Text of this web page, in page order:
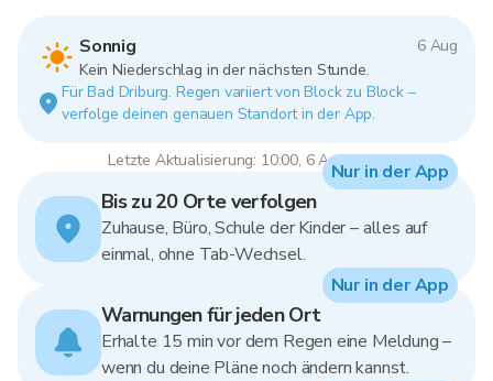
Sonnig
6 Aug
Kein Niederschlag in der nächsten Stunde.
Für Bad Driburg. Regen variiert von Block zu Block –
verfolge deinen genauen Standort in der App.
Letzte Aktualisierung: 10:00, 6 Aug 2026
Bis zu 20 Orte verfolgen
Zuhause, Büro, Schule der Kinder – alles auf
einmal, ohne Tab-Wechsel.
Nur in der App
Warnungen für jeden Ort
Erhalte 15 min vor dem Regen eine Meldung –
wenn du deine Pläne noch ändern kannst.
Nur in der App